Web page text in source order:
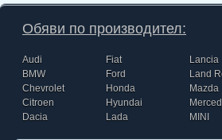
Обяви по производител:
Audi
BMW
Chevrolet
Citroen
Dacia
Fiat
Ford
Honda
Hyundai
Lada
Lancia
Land
Mazda
MINI